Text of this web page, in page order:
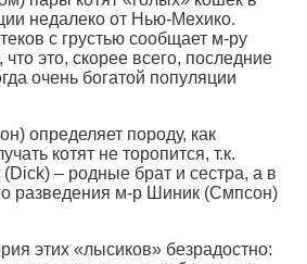
недалеко от Нью-Мехико.
с грустью сообщает м-ру
это, скорее всего, последние
очень богатой популяции
определяет породу, как
котят не торопится, т.к.
– родные брат и сестра, а в
разведения м-р Шиник (Смпсон)
этих «лысиков» безрадостно: